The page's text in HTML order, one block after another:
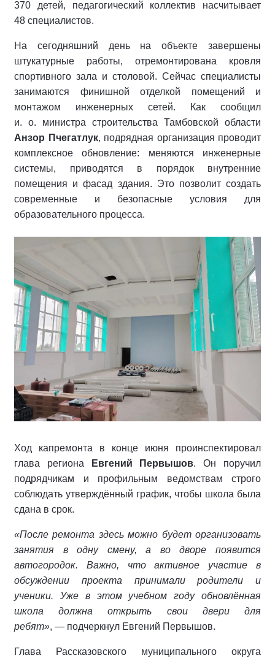
370 детей, педагогический коллектив насчитывает
48 специалистов.
На сегодняшний день на объекте завершены
штукатурные работы, отремонтирована кровля
спортивного зала и столовой. Сейчас специалисты
занимаются финишной отделкой помещений и
монтажом инженерных сетей. Как сообщил
и. о. министра строительства Тамбовской области
Анзор Пчегатлук, подрядная организация проводит
комплексное обновление: меняются инженерные
системы, приводятся в порядок внутренние
помещения и фасад здания. Это позволит создать
современные и безопасные условия для
образовательного процесса.
Ход капремонта в конце июня проинспектировал
глава региона
Евгений Первышов. Он поручил
подрядчикам и профильным ведомствам строго
соблюдать утверждённый график, чтобы школа была
сдана в срок.
«После ремонта здесь можно будет организовать
занятия в одну смену, а во дворе появится
автогородок. Важно, что активное участие в
обсуждении проекта принимали родители и
ученики. Уже в этом учебном году обновлённая
школа должна открыть свои двери для
ребят», — подчеркнул Евгений Первышов.
Глава Рассказовского муниципального округа